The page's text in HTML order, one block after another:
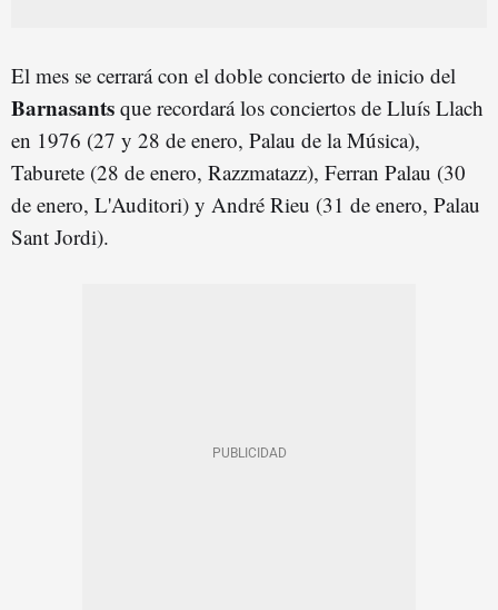
El mes se cerrará con el doble concierto de inicio del
Barnasants que recordará los conciertos de Lluís Llach
en 1976 (27 y 28 de enero, Palau de la Música),
Taburete (28 de enero, Razzmatazz), Ferran Palau (30
de enero, L'Auditori) y André Rieu (31 de enero, Palau
Sant Jordi).